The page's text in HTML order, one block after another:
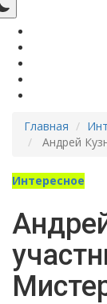
Главная
Андрей
Интересное